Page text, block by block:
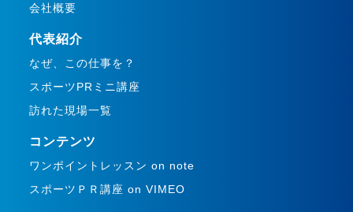
会社概要
代表紹介
なぜ、この仕事を？
スポーツPRミニ講座
訪れた現場一覧
コンテンツ
ワンポイントレッスン on note
スポーツＰＲ講座 on VIMEO